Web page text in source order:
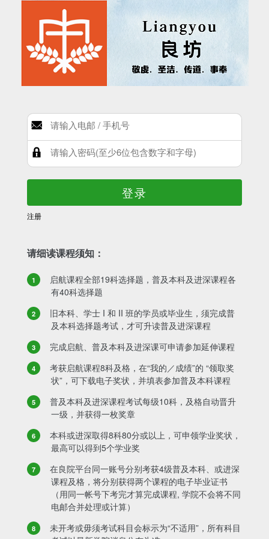
登录
注册
请细读课程须知：
启航课程全部19科选择题，普及本科及进深课程各
有40科选择题
旧本科、学士 I 和 II 班的学员或毕业生，须完成普
及本科选择题考试，才可升读普及进深课程
完成启航、普及本科及进深课可申请参加延伸课程
考获启航课程8科及格，在“我的／成绩”的 “领取奖
状”，可下载电子奖状，并填表参加普及本科课程
普及本科及进深课程考试每级10科，及格自动晋升
一级，并获得一枚奖章
本科或进深取得8科80分或以上，可申领学业奖状，
最高可以得到5个学业奖
在良院平台同一账号分别考获4级普及本科、或进深
课程及格，将分别获得两个课程的电子毕业证书
（用同一帐号下考完才算完成课程, 学院不会将不同
电邮合并处理或计算）
未开考或毋须考试科目会标示为“不适用”，所有科目